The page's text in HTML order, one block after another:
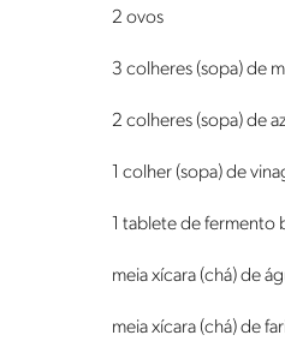
2 ovos
3 colheres (sopa) de
2 colheres (sopa) de
1 colher (sopa) de
1 tablete de
meia xícara (chá) de
meia xícara (chá) de